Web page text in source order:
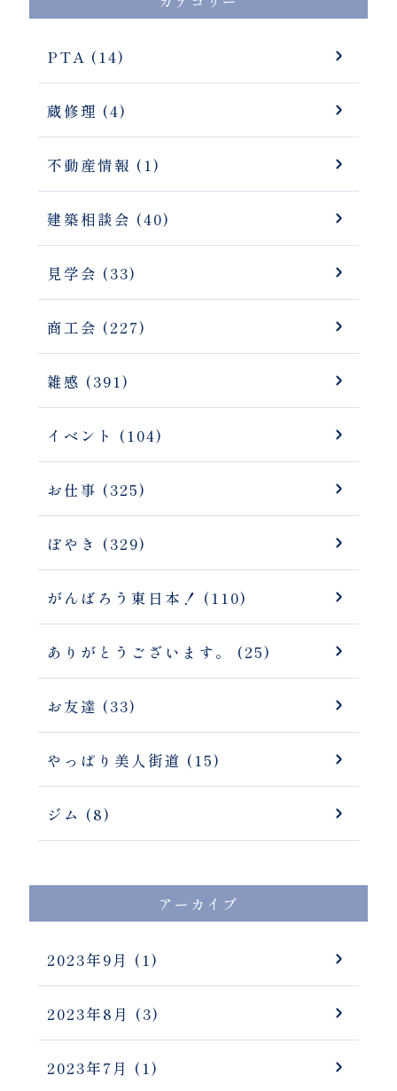
PTA (14)
蔵修理 (4)
不動産情報 (1)
建築相談会 (40)
見学会 (33)
商工会 (227)
雑感 (391)
イベント (104)
お仕事 (325)
ぼやき (329)
がんばろう東日本！ (110)
ありがとうございます。 (25)
お友達 (33)
やっぱり美人街道 (15)
ジム (8)
アーカイブ
2023年9月 (1)
2023年8月 (3)
2023年7月 (1)